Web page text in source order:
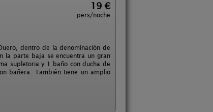
19 €
pers/noche
dentro de la denominación de
la parte baja se encuentra un gran
supletoria y 1 baño con ducha de
bañera. También tiene un amplio